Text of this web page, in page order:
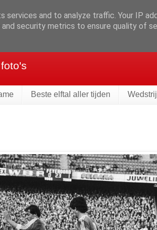
Beste elftal aller tijden
and to analyze traffic. Your IP
security metrics to ensure quality of